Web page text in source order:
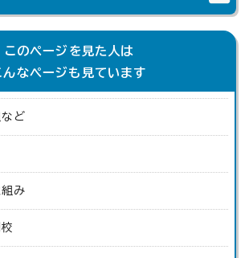
このページを見た人は
んなページも見ています
ど
み